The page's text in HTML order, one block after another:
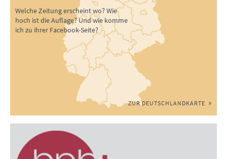
Welche Zeitung erscheint wo? Wie
hoch ist die Auflage? Und wie komme
ich zu ihrer Facebook-Seite?
ZUR DEUTSCHLANDKARTE